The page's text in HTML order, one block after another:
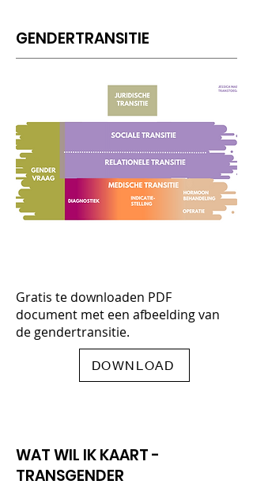
GENDERTRANSITIE
Gratis te downloaden PDF
document met een afbeelding van
de gendertransitie.
DOWNLOAD
WAT WIL IK KAART -
TRANSGENDER